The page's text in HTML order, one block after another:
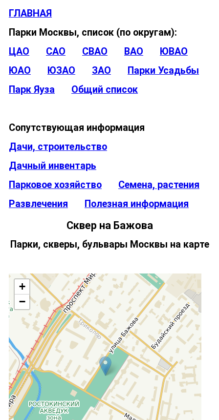
ГЛАВНАЯ
Парки Москвы, список (по округам):
ЦАО
САО СВАО ВАО
ЮВАО
ЮАО
ЮЗАО ЗАО
Парки Усадьбы
Парк Яуза
Общий список
Сопутствующая информация
Дачи, строительство
Дачный инвентарь
Парковое хозяйство
Семена, растения
Развлечения
Полезная информация
Сквер на Бажова
Парки, скверы, бульвары Москвы на карте
+
−